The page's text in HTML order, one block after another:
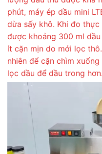
phút, máy ép dầu mini
dừa sấy khô. Khi đo
được khoảng 300 ml
ít cặn mịn do mới lọc
nhiên để cặn chìm
lọc dầu để dầu trong hơn.